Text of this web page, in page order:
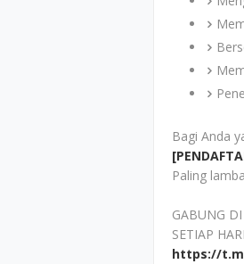
Bagi Anda
Paling
GABUNG
SETIAP
https://